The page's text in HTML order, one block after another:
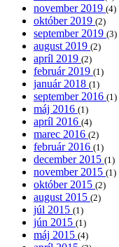
november 2019 (4)
október 2019 (2)
september 2019 (3)
august 2019 (2)
apríl 2019 (2)
február 2019 (1)
január 2018 (1)
september 2016 (1)
máj 2016 (1)
apríl 2016 (4)
marec 2016 (2)
február 2016 (1)
december 2015 (1)
november 2015 (1)
október 2015 (2)
august 2015 (2)
júl 2015 (1)
jún 2015 (1)
máj 2015 (4)